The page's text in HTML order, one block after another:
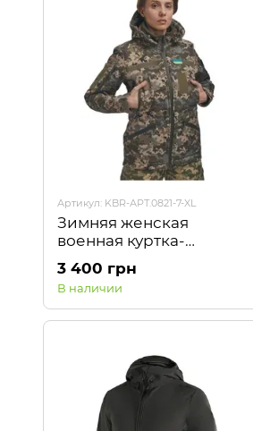
Артикул: KBR-АРТ.0821-7-XL
Зимняя женская
военная куртка-
трансформер FS Soft
Shell 2в1 Пиксель Kiborg
3 400 грн
В наличии